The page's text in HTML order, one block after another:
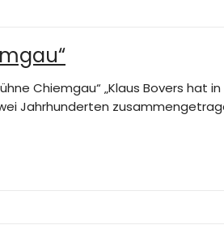
Chiemgau“ „Klaus Bovers
Jahrhunderten